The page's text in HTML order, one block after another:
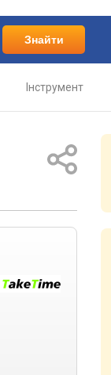
Знайти
Інструмент